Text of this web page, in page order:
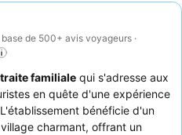
base de 500+ avis voyageurs ·
familiale qui s'adresse aux
en quête d'une expérience
bénéficie d'un
charmant, offrant un